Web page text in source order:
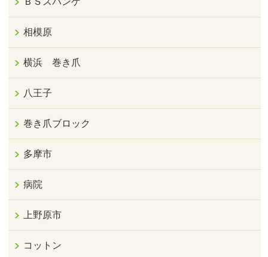
相模原
横浜 巻き爪
八王子
巻き爪ブロック
多摩市
病院
上野原市
コットン